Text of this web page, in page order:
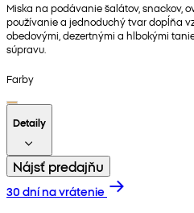
Miska na podávanie šalátov, snackov,
používanie a jednoduchý tvar dopĺňa
obedovými, dezertnými a hlbokými
súpravu.
Farby
Detaily
Nájsť predajňu
30 dní na vrátenie